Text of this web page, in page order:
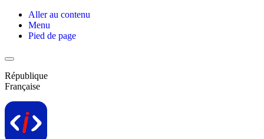
Aller au contenu
Menu
Pied de page
République
Française